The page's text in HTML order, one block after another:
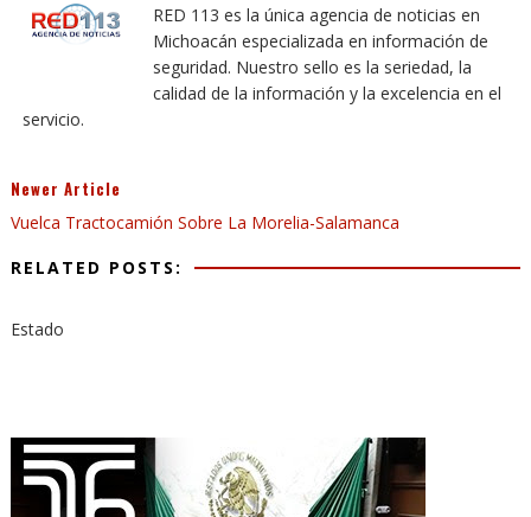
RED 113 es la única agencia de noticias en
Michoacán especializada en información de
seguridad. Nuestro sello es la seriedad, la
calidad de la información y la excelencia en el
servicio.
Newer Article
Vuelca Tractocamión Sobre La Morelia-Salamanca
RELATED POSTS:
Estado